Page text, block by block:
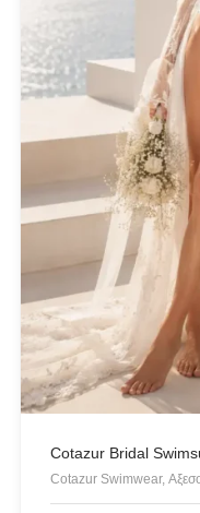
Cotazur Bridal
Cotazur Swimwear,